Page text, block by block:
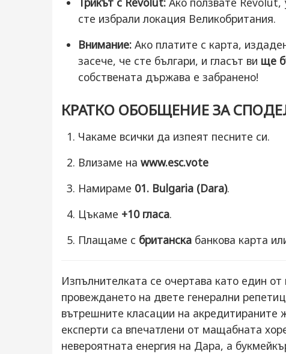
сте избрали локация Великобритания.
Внимание: Ако платите с карта,
засече, че сте българи, и гласът ви ще
собствената държава е забранено!
КРАТКО ОБОБЩЕНИЕ ЗА
Чакаме всички да изпеят песните си.
Влизаме на www.esc.vote
Намираме 01. Bulgaria (Dara).
Цъкаме +10 гласа.
Плащаме с британска банкова карта
Изпълнителката се очертава като един
провеждането на двете генерални
вътрешните класации на акредитираните
експерти са впечатлени от мащабната
невероятната енергия на Дара, а